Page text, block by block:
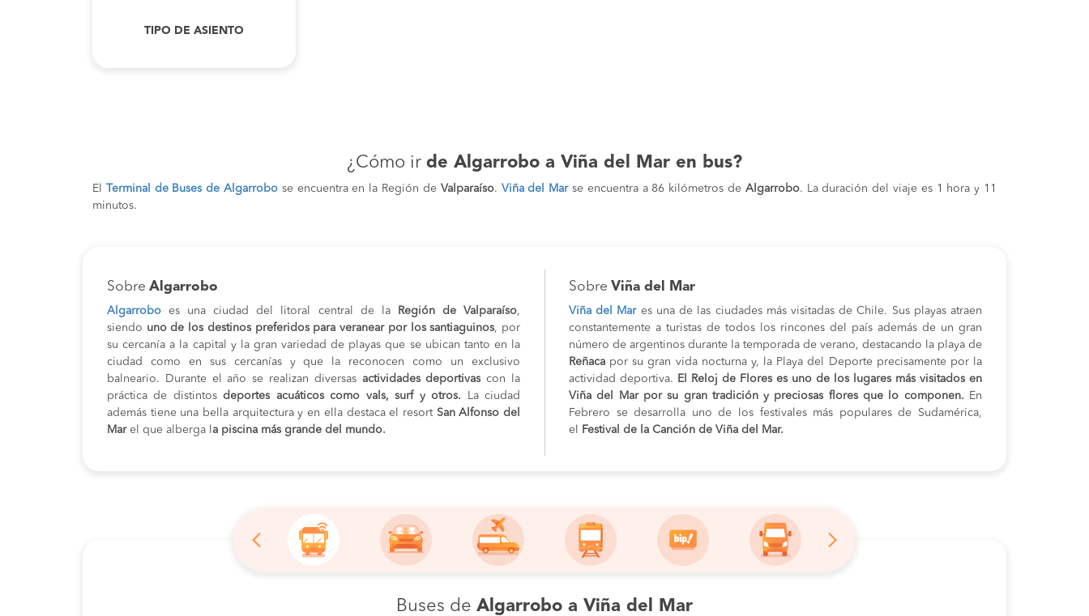
TIPO DE ASIENTO
¿Cómo ir de Algarrobo a Viña del Mar en bus?
El Terminal de Buses de Algarrobo se encuentra en la Región de Valparaíso. Viña del Mar se encuentra a 86 kilómetros de Algarrobo. La duración del viaje es 1 hora y 11
minutos.
Sobre Algarrobo
Algarrobo es una ciudad del litoral central de la Región de Valparaíso,
siendo uno de los destinos preferidos para veranear por los santiaguinos, por
su cercanía a la capital y la gran variedad de playas que se ubican tanto en la
ciudad como en sus cercanías y que la reconocen como un exclusivo
balneario. Durante el año se realizan diversas actividades deportivascon la
práctica de distintosdeportes acuáticos como vals, surf y otros. La ciudad
además tiene una bella arquitectura y en ella destaca el resort San Alfonso del
Marel que alberga l a piscina más grande del mundo.
Sobre Viña del Mar
Viña del Mares una de las ciudades más visitadas de Chile. Sus playas atraen
constantemente a turistas de todos los rincones del país además de un gran
número de argentinos durante la temporada de verano, destacando la playa de
Reñaca por su gran vida nocturna y, la Playa del Deporte precisamente por la
actividad deportiva.
El Reloj de Flores es uno de los lugares más visitados en
Viña del Mar por su gran tradición y preciosas flores que lo componen. En
Febrero se desarrolla uno de los festivales más populares de Sudamérica,
el
Festival de la Canción de Viña del Mar.
Buses de Algarrobo a Viña del Mar